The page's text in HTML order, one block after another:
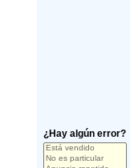
¿Hay algún error?